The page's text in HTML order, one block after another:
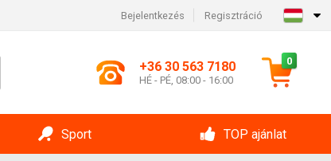
Bejelentkezés Regisztráció
+36 30 563 7180
HÉ - PÉ, 08:00 - 16:00
0
Sport TOP ajánlat